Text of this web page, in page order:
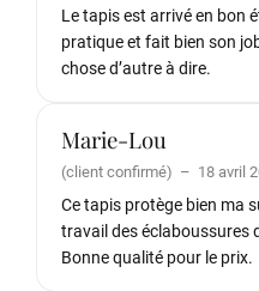
Le tapis est arrivé en bon
pratique et fait bien son
chose d’autre à dire.
Marie-Lou
(client confirmé) – 18 avril
Ce tapis protège bien ma
travail des éclaboussures
Bonne qualité pour le prix.